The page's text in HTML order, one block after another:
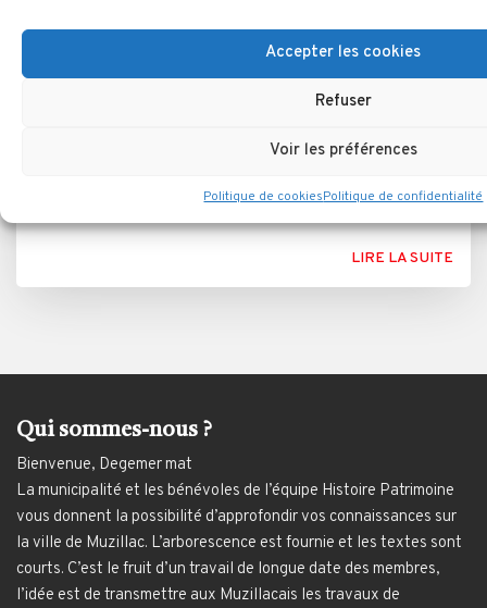
Accepter les cookies
Refuser
Voir les préférences
Politique de cookiesPolitique de confidentialité
La période du Néolithique
LIRE LA SUITE
Qui sommes-nous ?
Bienvenue, Degemer mat
La municipalité et les bénévoles de l’équipe Histoire Patrimoine
vous donnent la possibilité d’approfondir vos connaissances sur
la ville de Muzillac. L’arborescence est fournie et les textes sont
courts. C’est le fruit d’un travail de longue date des membres,
l’idée est de transmettre aux Muzillacais les travaux de